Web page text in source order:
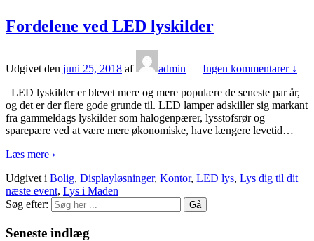
Fordelene ved LED lyskilder
Udgivet den juni 25, 2018 af admin — Ingen kommentarer ↓
LED lyskilder er blevet mere og mere populære de seneste par år,
og det er der flere gode grunde til. LED lamper adskiller sig markant
fra gammeldags lyskilder som halogenpærer, lysstofsrør og
sparepære ved at være mere økonomiske, have længere levetid…
Læs mere ›
Udgivet i Bolig, Displayløsninger, Kontor, LED lys, Lys dig til dit
næste event, Lys i Maden
Søg efter:
Seneste indlæg